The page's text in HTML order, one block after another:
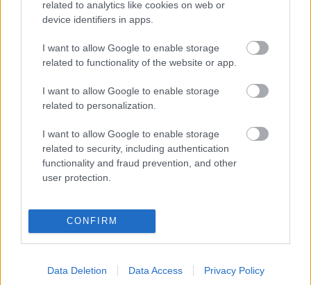
related to analytics like cookies on web or
device identifiers in apps.
I want to allow Google to enable storage
related to functionality of the website or app.
I want to allow Google to enable storage
related to personalization.
I want to allow Google to enable storage
related to security, including authentication
functionality and fraud prevention, and other
user protection.
CONFIRM
Data Deletion Data Access Privacy Policy
Harcolj az internetadó ellen!
Jön a Netflix Magyarországra
A hozzászóláshoz be kell lépned!